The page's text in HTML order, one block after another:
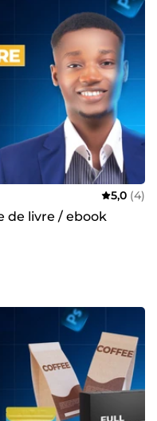
5,0 (4)
de livre / ebook